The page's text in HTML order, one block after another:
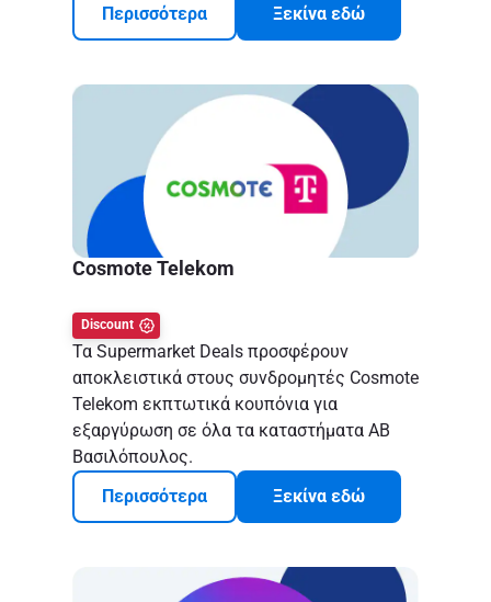
Περισσότερα
Ξεκίνα εδώ
Cosmote Telekom
Discount
Τα Supermarket Deals προσφέρουν
αποκλειστικά στους συνδρομητές Cosmote
Telekom εκπτωτικά κουπόνια για
εξαργύρωση σε όλα τα καταστήματα AB
Βασιλόπουλος.
Περισσότερα
Ξεκίνα εδώ